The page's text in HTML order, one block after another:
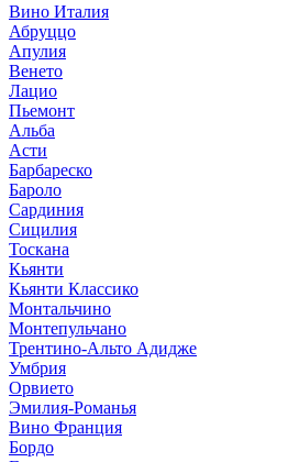
Вино Италия
Абруццо
Апулия
Венето
Лацио
Пьемонт
Альба
Асти
Барбареско
Бароло
Сардиния
Сицилия
Тоскана
Кьянти
Кьянти Классико
Монтальчино
Монтепульчано
Трентино-Альто Адидже
Умбрия
Орвието
Эмилия-Романья
Вино Франция
Бордо